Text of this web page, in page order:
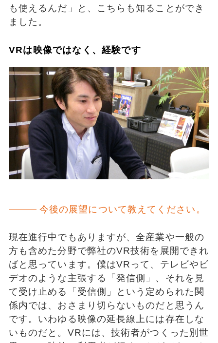
も使えるんだ」と、こちらも知ることができ
ました。
VRは映像ではなく、経験です
今後の展望について教えてください。
現在進行中でもありますが、全産業や一般の
方も含めた分野で弊社のVR技術を展開できれ
ばと思っています。僕はVRって、テレビやビ
デオのような主張する「発信側」、それを見
て受け止める「受信側」という定められた関
係内では、おさまり切らないものだと思うん
です。いわゆる映像の延長線上には存在しな
いものだと。VRには、技術者がつくった別世